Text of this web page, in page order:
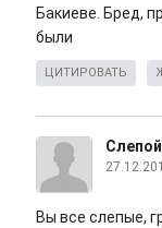
Бакиеве. Бред,
были
ЦИТИРОВАТЬ
Слепой
Вы все слепые,